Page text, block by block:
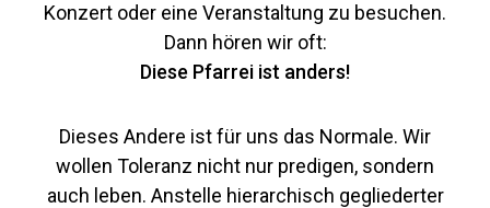
Konzert oder eine Veranstaltung zu besuchen.
Dann hören wir oft:
Diese Pfarrei ist anders!
Dieses Andere ist für uns das Normale. Wir
wollen Toleranz nicht nur predigen, sondern
auch leben. Anstelle hierarchisch gegliederter